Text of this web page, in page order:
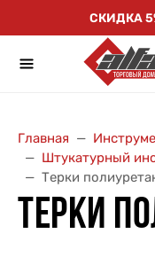
СКИДКА
Главная
Штукатурный
Терки
ТЕРКИ